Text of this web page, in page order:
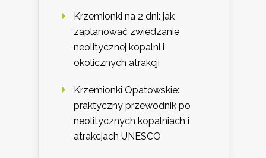
Krzemionki na 2 dni: jak
zaplanować zwiedzanie
neolitycznej kopalni i
okolicznych atrakcji
Krzemionki Opatowskie:
praktyczny przewodnik po
neolitycznych kopalniach i
atrakcjach UNESCO